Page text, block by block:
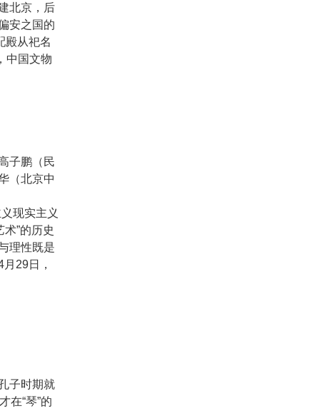
北京，后
安之国的
殿从祀名
中国文物
子鹏（民
（北京中
现实主义
”的历史
理性既是
29日，
子时期就
在“琴”的